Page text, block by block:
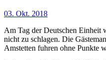
03. Okt. 2018
Am Tag der Deutschen
nicht zu schlagen. Die
Amstetten fuhren ohne Punkte